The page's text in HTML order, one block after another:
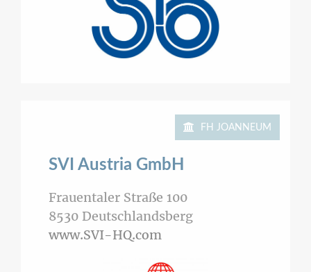
FH JOANNEUM
SVI Austria GmbH
Frauentaler Straße 100
8530 Deutschlandsberg
www.SVI-HQ.com